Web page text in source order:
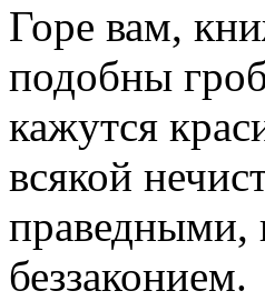
Горе вам,
подобны
кажутся
всякой
праведными,
беззаконием.